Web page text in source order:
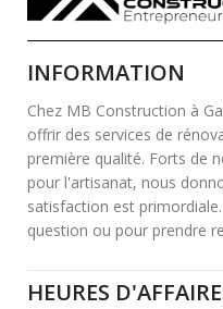
INFORMATION
Chez MB Construction à
offrir des services de
première qualité. Forts de
pour l'artisanat, nous
satisfaction est
question ou pour prendre
HEURES